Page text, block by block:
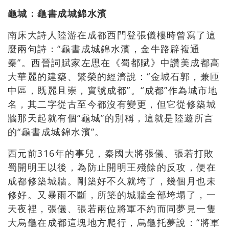
龜城：龜書成城錦水濱
南床大詩人陸游在成都西門登張儀樓時曾寫了這
麼兩句詩：“龜書成城錦水濱，金牛路辟複通
秦”。西晉詞賦家左思在《蜀都賦》中讚美成都高
大華麗的建築、繁榮的經濟說：“金城石郭，兼匝
中區，既麗且崇，實號成都”。“成都”作為城市地
名，其二字從古至今都沒有變更，但它從修築城
牆那天起就有個“龜城”的別稱，這就是陸遊所言
的“龜書成城錦水濱”。
西元前316年的事兒，秦國大將張儀、張若打敗
蜀開明王以後，為防止開明王殘餘的反攻，便在
成都修築城牆。剛築好不久就垮了，幾個月也未
修好。又暴雨不斷，所築的城牆全部垮塌了，一
天夜裡，張儀、張若兩位將軍不約而同夢見一隻
大烏龜在成都這塊地方爬行，烏龜托夢說：“將軍